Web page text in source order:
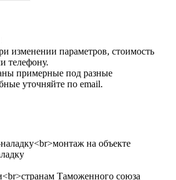
изменении параметров, стоимость
телефону.
примерные под разные
уточняйте по email.